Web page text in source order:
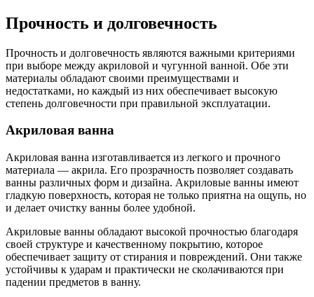
Прочность и долговечность
Прочность и долговечность являются важными критериями
при выборе между акриловой и чугунной ванной. Обе эти
материалы обладают своими преимуществами и
недостатками, но каждый из них обеспечивает высокую
степень долговечности при правильной эксплуатации.
Акриловая ванна
Акриловая ванна изготавливается из легкого и прочного
материала — акрила. Его прозрачность позволяет создавать
ванны различных форм и дизайна. Акриловые ванны имеют
гладкую поверхность, которая не только приятна на ощупь, но
и делает очистку ванны более удобной.
Акриловые ванны обладают высокой прочностью благодаря
своей структуре и качественному покрытию, которое
обеспечивает защиту от стирания и повреждений. Они также
устойчивы к ударам и практически не сколачиваются при
падении предметов в ванну.